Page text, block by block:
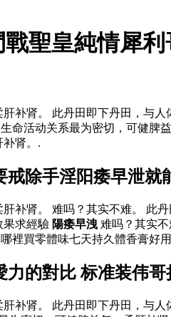
聖皇純情犀
补肾。 此丹田即下丹田，与人
命活动关系最为密切，可健脾
肾。.
除手淫阳痿早泄就
补肾。 难吗？其实不难。 此
果求經驗 陽痿早洩 难吗？其实不
裡買零體味七天持久體香膏好
的對比 标准装伟
补肾。 此丹田即下丹田，与